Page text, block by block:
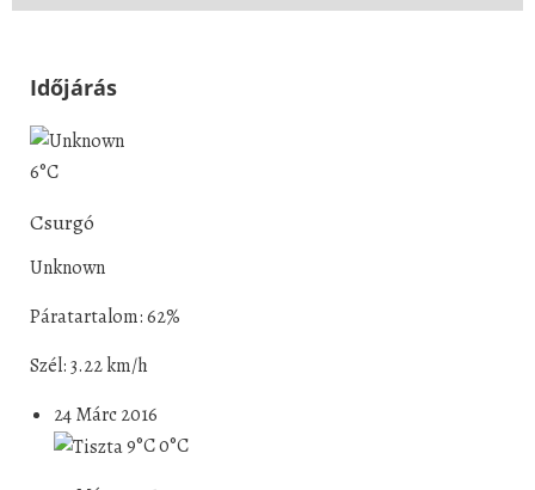
Időjárás
6°C
Csurgó
Unknown
Páratartalom: 62%
Szél: 3.22 km/h
24 Márc 2016
9°C0°C